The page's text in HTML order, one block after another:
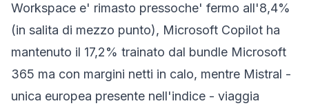
Workspace e' rimasto pressoche' fermo all'8,4%
(in salita di mezzo punto), Microsoft Copilot ha
mantenuto il 17,2% trainato dal bundle Microsoft
365 ma con margini netti in calo, mentre Mistral -
unica europea presente nell'indice - viaggia